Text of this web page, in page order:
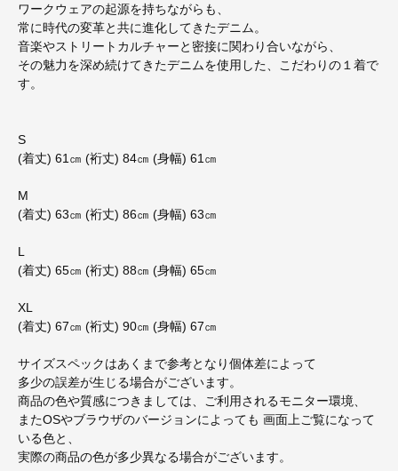
ワークウェアの起源を持ちながらも、
常に時代の変革と共に進化してきたデニム。
音楽やストリートカルチャーと密接に関わり合いながら、
その魅力を深め続けてきたデニムを使用した、こだわりの１着で
す。
S
(着丈) 61㎝ (裄丈) 84㎝ (身幅) 61㎝
M
(着丈) 63㎝ (裄丈) 86㎝ (身幅) 63㎝
L
(着丈) 65㎝ (裄丈) 88㎝ (身幅) 65㎝
XL
(着丈) 67㎝ (裄丈) 90㎝ (身幅) 67㎝
サイズスペックはあくまで参考となり個体差によって
多少の誤差が生じる場合がございます。
商品の色や質感につきましては、ご利用されるモニター環境、
またOSやブラウザのバージョンによっても 画面上ご覧になって
いる色と、
実際の商品の色が多少異なる場合がございます。